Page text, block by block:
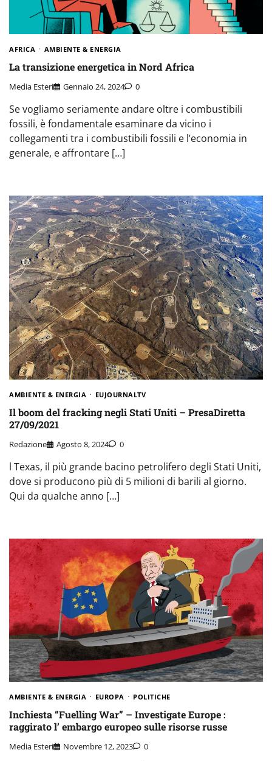
AFRICA AMBIENTE & ENERGIA
La transizione energetica in Nord Africa
Media Esteri Gennaio 24, 2024 0
Se vogliamo seriamente andare oltre i combustibili
fossili, è fondamentale esaminare da vicino i
collegamenti tra i combustibili fossili e l’economia in
generale, e affrontare […]
AMBIENTE & ENERGIA EUJOURNALTV
Il boom del fracking negli Stati Uniti – PresaDiretta
27/09/2021
Redazione Agosto 8, 2024 0
l Texas, il più grande bacino petrolifero degli Stati Uniti,
dove si producono più di 5 milioni di barili al giorno.
Qui da qualche anno […]
AMBIENTE & ENERGIA EUROPA POLITICHE
Inchiesta “Fuelling War” – Investigate Europe :
raggirato l’ embargo europeo sulle risorse russe
Media Esteri Novembre 12, 2023 0